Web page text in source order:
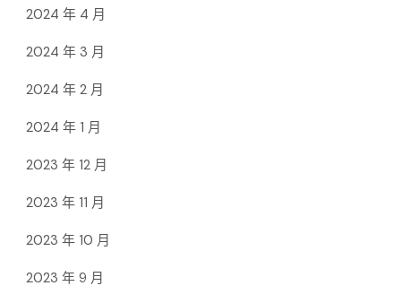
2024 年 4 月
2024 年 3 月
2024 年 2 月
2024 年 1 月
2023 年 12 月
2023 年 11 月
2023 年 10 月
2023 年 9 月